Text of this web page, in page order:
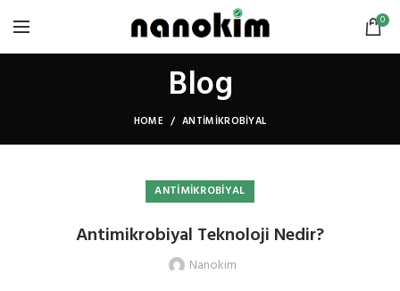
0
Blog
HOME ANTIMIKROBIYAL
ANTIMIKROBIYAL
Antimikrobiyal Teknoloji Nedir?
Nanokim